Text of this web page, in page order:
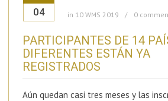
04 in 10 WMS 2019 0
PARTICIPANTES DE 14
DIFERENTES ESTÁN YA
REGISTRADOS
Aún quedan casi tres meses y las